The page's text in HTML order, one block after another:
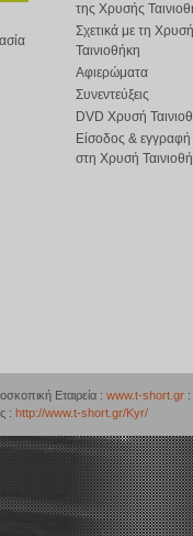
της Χρυσής
Σχετικά με τη Χρυσή
Ταινιοθήκη
Αφιερώματα
Συνεντεύξεις
DVD Χρυσή
Είσοδος &
στη Χρυσή
Εταιρεία : www.t-short.gr :
: http://www.t-short.gr/Kyr/